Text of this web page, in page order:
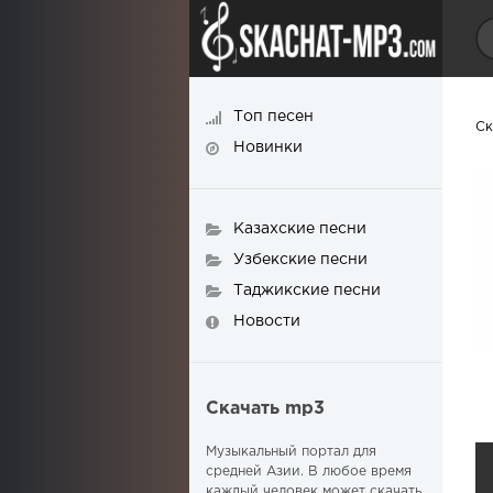
Топ песен
Новинки
Казахские песни
Узбекские песни
Таджикские песни
Новости
Скачать mp3
Музыкальный портал для
средней Азии. В любое время